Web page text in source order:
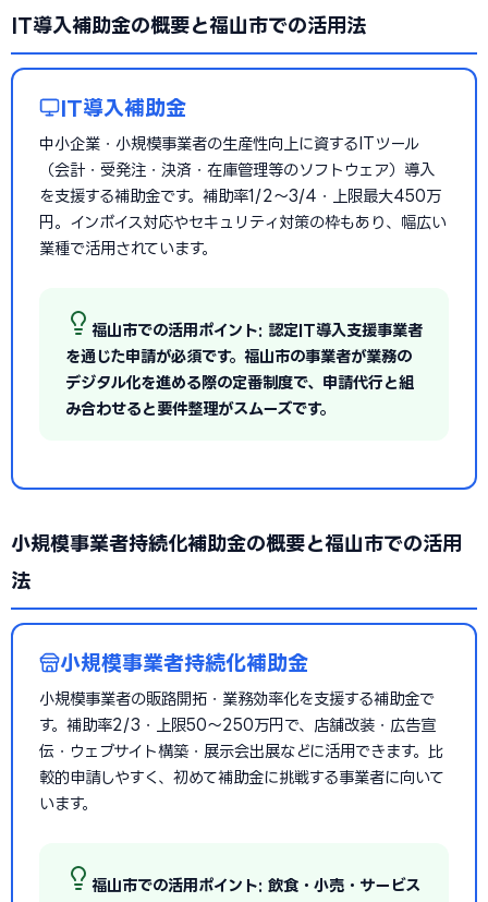
IT導入補助金の概要と福山市での活用法
IT導入補助金
中小企業・小規模事業者の生産性向上に資するITツール
（会計・受発注・決済・在庫管理等のソフトウェア）導入
を支援する補助金です。補助率1/2〜3/4・上限最大450万
円。インボイス対応やセキュリティ対策の枠もあり、幅広い
業種で活用されています。
福山市での活用ポイント: 認定IT導入支援事業者
を通じた申請が必須です。福山市の事業者が業務の
デジタル化を進める際の定番制度で、申請代行と組
み合わせると要件整理がスムーズです。
小規模事業者持続化補助金の概要と福山市での活用
法
小規模事業者持続化補助金
小規模事業者の販路開拓・業務効率化を支援する補助金で
す。補助率2/3・上限50〜250万円で、店舗改装・広告宣
伝・ウェブサイト構築・展示会出展などに活用できます。比
較的申請しやすく、初めて補助金に挑戦する事業者に向いて
います。
福山市での活用ポイント: 飲食・小売・サービス